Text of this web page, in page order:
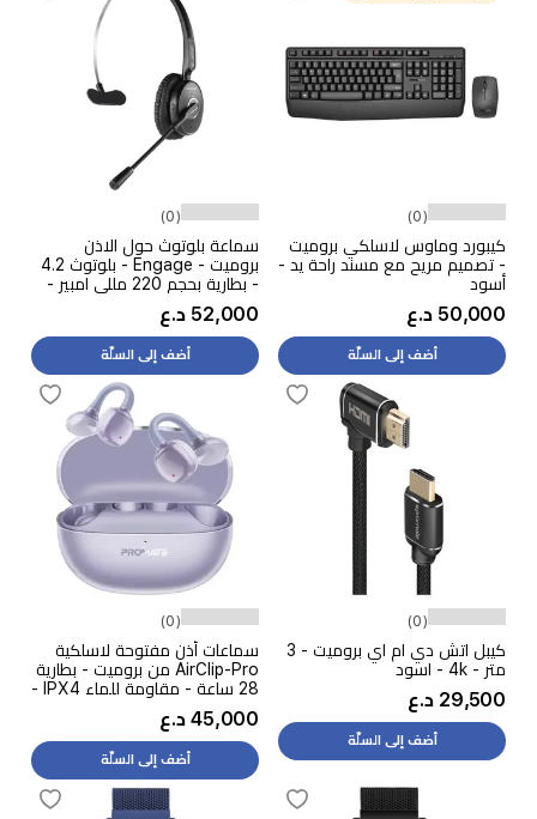
(0)
كيبورد وماوس لاسلكي بروميت
- تصميم مريح مع مسند راحة يد -
أسود
50,000 د.ع
أضف إلى السلّة
(0)
سماعة بلوتوث حول الاذن
بروميت - Engage - بلوتوث 4.2
- بطارية بحجم 220 مللي امبير -
اسود
52,000 د.ع
أضف إلى السلّة
(0)
كيبل اتش دي ام اي بروميت - 3
متر - 4k - اسود
29,500 د.ع
أضف إلى السلّة
(0)
سماعات أذن مفتوحة لاسلكية
AirClip-Pro من بروميت - بطارية
28 ساعة - مقاومة للماء IPX4 -
بلوتوث 6 - بنفسجي
45,000 د.ع
أضف إلى السلّة